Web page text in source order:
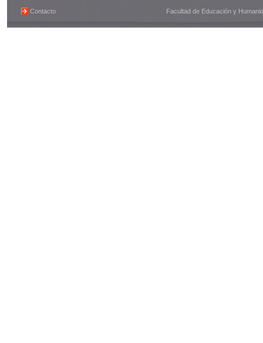
Contacto Facultad de Educación y